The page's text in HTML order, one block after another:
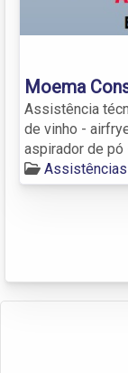
Moema
Assistência
de vinho -
aspirador de